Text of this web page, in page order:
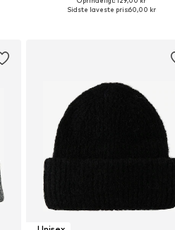
Tilgængelige størrelser: 55-60
Sidste laveste pris:60,00 kr